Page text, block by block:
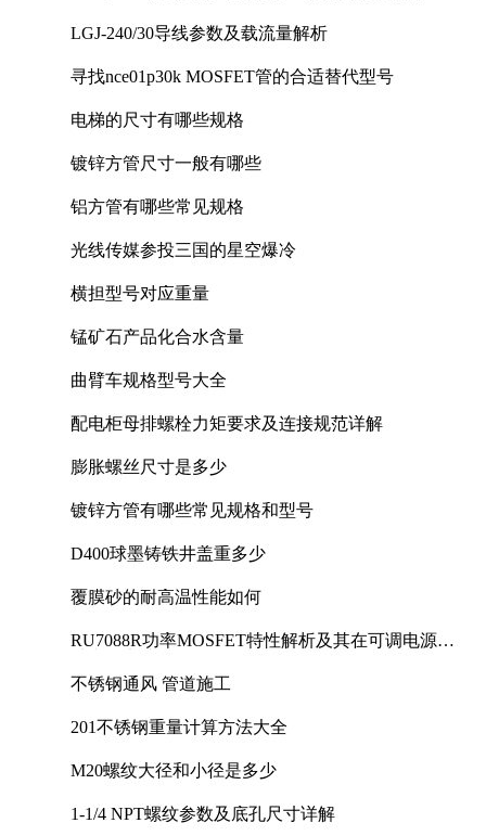
LGJ-240/30导线参数及载流量解析
寻找nce01p30k MOSFET管的合适替代型号
电梯的尺寸有哪些规格
镀锌方管尺寸一般有哪些
铝方管有哪些常见规格
光线传媒参投三国的星空爆冷
横担型号对应重量
锰矿石产品化合水含量
曲臂车规格型号大全
配电柜母排螺栓力矩要求及连接规范详解
膨胀螺丝尺寸是多少
镀锌方管有哪些常见规格和型号
D400球墨铸铁井盖重多少
覆膜砂的耐高温性能如何
RU7088R功率MOSFET特性解析及其在可调电源设
不锈钢通风 管道施工
201不锈钢重量计算方法大全
M20螺纹大径和小径是多少
1-1/4 NPT螺纹参数及底孔尺寸详解